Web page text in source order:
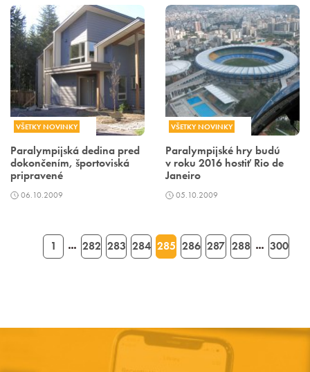
VŠETKY NOVINKY
Paralympijská dedina pred
dokončením, športoviská
pripravené
06.10.2009
VŠETKY NOVINKY
Paralympijské hry budú
v roku 2016 hostiť Rio de
Janeiro
05.10.2009
1 … 282 283 284 285 286 287 288 … 300